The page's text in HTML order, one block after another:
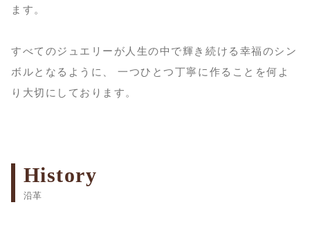
ます。
すべてのジュエリーが人生の中で輝き続ける幸福のシン
ボルとなるように、
一つひとつ丁寧に作ることを何よ
り大切にしております。
History
沿革